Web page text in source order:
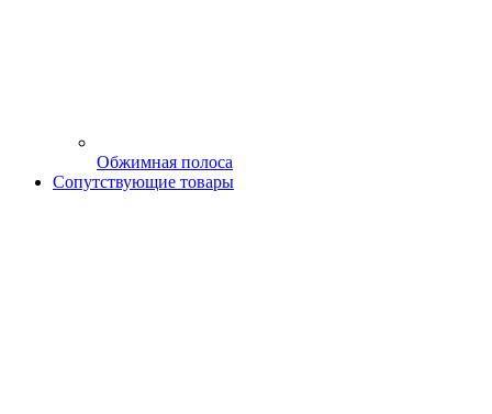
Обжимная полоса
Сопутствующие товары